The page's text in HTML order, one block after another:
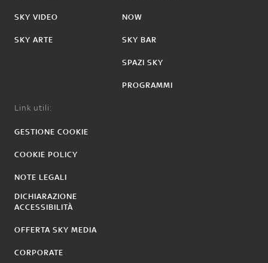
SKY VIDEO
SKY ARTE
NOW
SKY BAR
SPAZI SKY
PROGRAMMI
Link utili:
GESTIONE COOKIE
COOKIE POLICY
NOTE LEGALI
DICHIARAZIONE
ACCESSIBILITÀ
OFFERTA SKY MEDIA
CORPORATE